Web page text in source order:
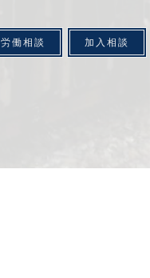
労働相談 加入相談